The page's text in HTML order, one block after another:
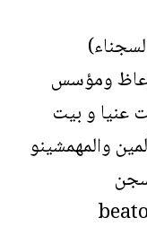
ومؤسس
عنيا و بيت
والمهمشينو